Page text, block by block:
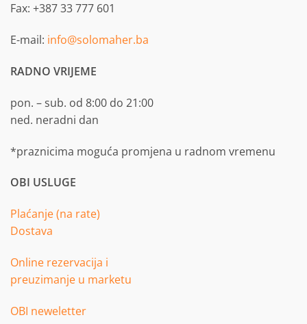
Fax: +387 33 777 601
E-mail: info@solomaher.ba
RADNO VRIJEME
pon. – sub. od 8:00 do 21:00
ned. neradni dan
*praznicima moguća promjena u radnom vremenu
OBI USLUGE
Plaćanje (na rate)
Dostava
Online rezervacija i
preuzimanje u marketu
OBI neweletter